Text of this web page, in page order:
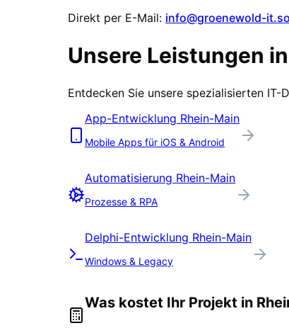
Direkt per E-Mail: info@groenewold-
Unsere Leistungen in
Entdecken Sie unsere spezialisierten IT-
App-Entwicklung Rhein-Main
Mobile Apps für iOS & Android
Automatisierung Rhein-Main
Prozesse & RPA
Delphi-Entwicklung Rhein-Main
Windows & Legacy
Was kostet Ihr Projekt in